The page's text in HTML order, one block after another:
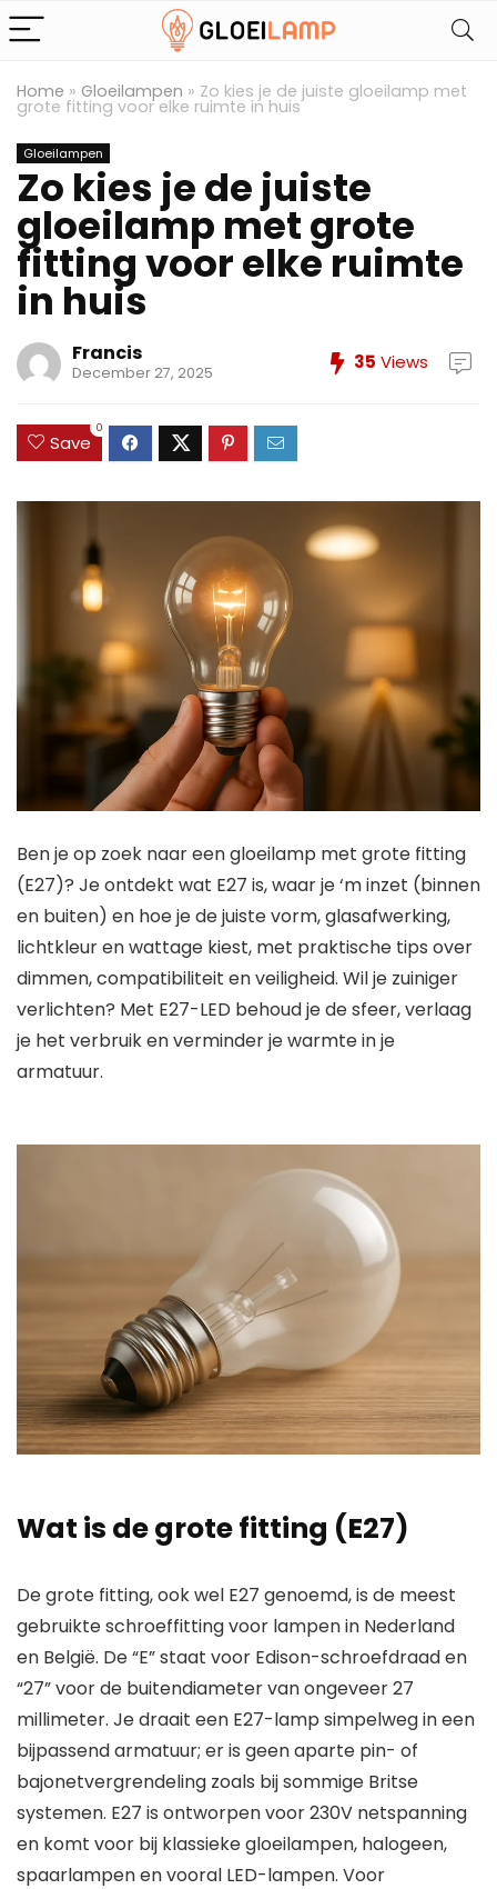
Home » Gloeilampen » Zo kies je de juiste gloeilamp met
grote fitting voor elke ruimte in huis
Gloeilampen
Zo kies je de juiste
gloeilamp met grote
fitting voor elke ruimte
in huis
Francis
December 27, 2025 35 Views
Save
0
Ben je op zoek naar een gloeilamp met grote fitting
(E27)? Je ontdekt wat E27 is, waar je ‘m inzet (binnen
en buiten) en hoe je de juiste vorm, glasafwerking,
lichtkleur en wattage kiest, met praktische tips over
dimmen, compatibiliteit en veiligheid. Wil je zuiniger
verlichten? Met E27-LED behoud je de sfeer, verlaag
je het verbruik en verminder je warmte in je
armatuur.
Wat is de grote fitting (E27)
De grote fitting, ook wel E27 genoemd, is de meest
gebruikte schroeffitting voor lampen in Nederland
en België. De “E” staat voor Edison-schroefdraad en
“27” voor de buitendiameter van ongeveer 27
millimeter. Je draait een E27-lamp simpelweg in een
bijpassend armatuur; er is geen aparte pin- of
bajonetvergrendeling zoals bij sommige Britse
systemen. E27 is ontworpen voor 230V netspanning
en komt voor bij klassieke gloeilampen, halogeen,
spaarlampen en vooral LED-lampen. Voor